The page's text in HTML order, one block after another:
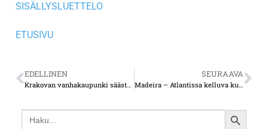
SISÄLLYSLUETTELO
ETUSIVU
EDELLINEN
Krakovan vanhakaupunki säästyi sodan tuhoilta
SEURAAVA
Madeira – Atlantissa kelluva kukkaissaari
Search
for:
SEARCH